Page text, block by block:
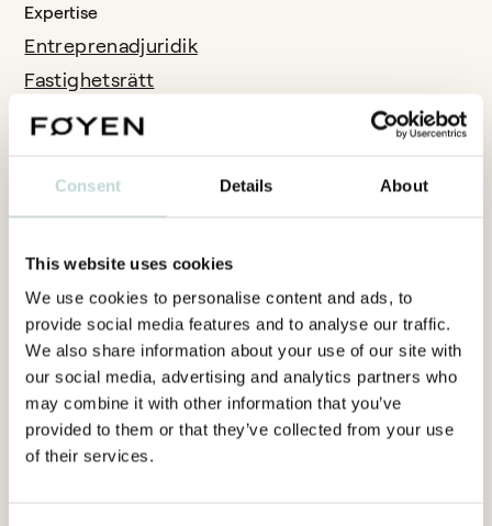
Consent Details About
This website uses cookies
We use cookies to personalise content and ads, to
provide social media features and to analyse our traffic.
We also share information about your use of our site with
our social media, advertising and analytics partners who
may combine it with other information that you’ve
provided to them or that they’ve collected from your use
of their services.
Expertise
Entreprenadjuridik
Fastighetsrätt
Tvistlösning
Language